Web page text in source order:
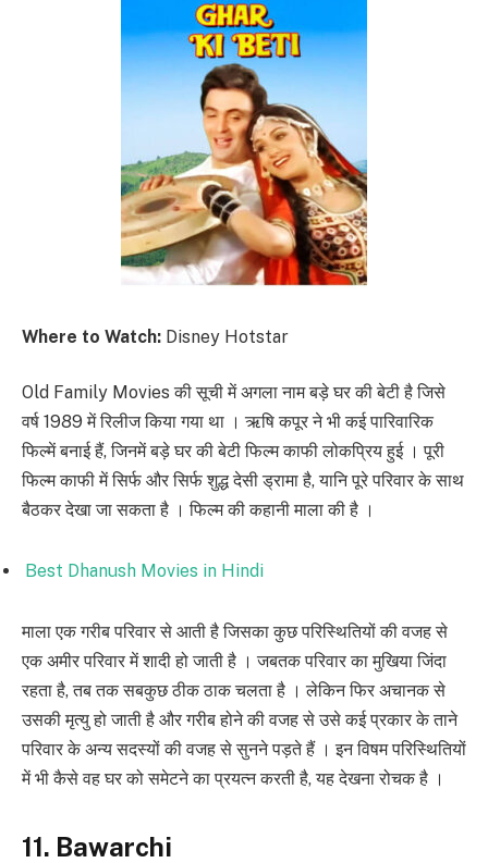
Where to Watch: Disney Hotstar
Old Family Movies की सूची में अगला नाम बड़े घर की बेटी है जिसे
वर्ष 1989 में रिलीज किया गया था । ऋषि कपूर ने भी कई पारिवारिक
फिल्में बनाई हैं, जिनमें बड़े घर की बेटी फिल्म काफी लोकप्रिय हुई । पूरी
फिल्म काफी में सिर्फ और सिर्फ शुद्ध देसी ड्रामा है, यानि पूरे परिवार के साथ
बैठकर देखा जा सकता है । फिल्म की कहानी माला की है ।
Best Dhanush Movies in Hindi
माला एक गरीब परिवार से आती है जिसका कुछ परिस्थितियों की वजह से
एक अमीर परिवार में शादी हो जाती है । जबतक परिवार का मुखिया जिंदा
रहता है, तब तक सबकुछ ठीक ठाक चलता है । लेकिन फिर अचानक से
उसकी मृत्यु हो जाती है और गरीब होने की वजह से उसे कई प्रकार के ताने
परिवार के अन्य सदस्यों की वजह से सुनने पड़ते हैं । इन विषम परिस्थितियों
में भी कैसे वह घर को समेटने का प्रयत्न करती है, यह देखना रोचक है ।
11. Bawarchi